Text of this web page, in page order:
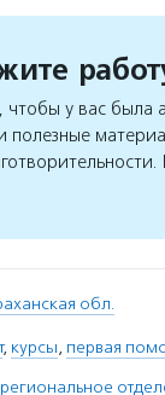
у вас была
полезные
обл.
, курсы, первая